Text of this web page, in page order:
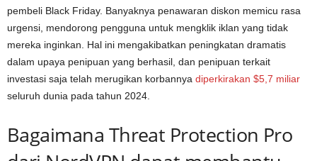
pembeli Black Friday. Banyaknya penawaran diskon memicu rasa
urgensi, mendorong pengguna untuk mengklik iklan yang tidak
mereka inginkan. Hal ini mengakibatkan peningkatan dramatis
dalam upaya penipuan yang berhasil, dan penipuan terkait
investasi saja telah merugikan korbannya diperkirakan $5,7 miliar
seluruh dunia pada tahun 2024.
Bagaimana Threat Protection Pro